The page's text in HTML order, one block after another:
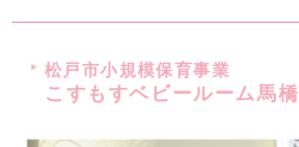
松戸市小規模保育事業
こすもすベビールーム馬橋